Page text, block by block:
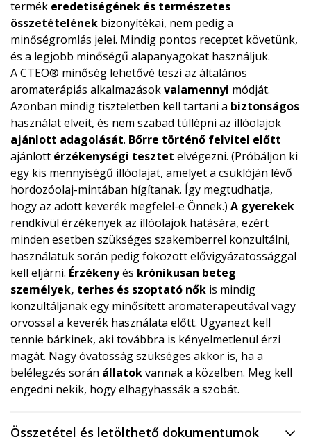
termék eredetiségének és természetes
összetételének bizonyítékai, nem pedig a
minőségromlás jelei. Mindig pontos receptet követünk,
és a legjobb minőségű alapanyagokat használjuk.
A CTEO® minőség lehetővé teszi az általános
aromaterápiás alkalmazásokvalamennyi módját.
Azonban mindig tiszteletben kell tartani a biztonságos
használat elveit, és nem szabad túllépni az illóolajok
ajánlott adagolását. Bőrre történő felvitel előtt
ajánlott érzékenységi tesztet elvégezni. (Próbáljon ki
egy kis mennyiségű illóolajat, amelyet a csuklóján lévő
hordozóolaj-mintában hígítanak. Így megtudhatja,
hogy az adott keverék megfelel-e Önnek.) A gyerekek
rendkívül érzékenyek az illóolajok hatására, ezért
minden esetben szükséges szakemberrel konzultálni,
használatuk során pedig fokozott elővigyázatossággal
kell eljárni. Érzékenyés krónikusan beteg
személyek, terhes és szoptató nők is mindig
konzultáljanak egy minősített aromaterapeutával vagy
orvossal a keverék használata előtt. Ugyanezt kell
tennie bárkinek, aki továbbra is kényelmetlenül érzi
magát. Nagy óvatosság szükséges akkor is, ha a
belélegzés során állatokvannak a közelben. Meg kell
engedni nekik, hogy elhagyhassák a szobát.
Összetétel és letölthető dokumentumok